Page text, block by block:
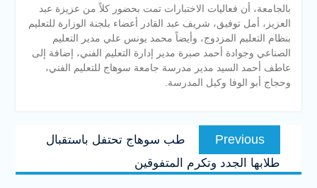
بالجامعة، أن فعاليات الاختبارات تمت بحضور كلاً من عزيزة عبد
العزيز، أمل توفيق، شريف عبد القادر أعضاء بلجنة الوزارة للتعليم
بنظام التعليم المزدوج، وأيضاً محمد يونس علي مدير التعليم
الصناعي وجوادة أحمد صبرة مدير إدارة التعليم الفني، إضافة إلى
عاطف أحمد السيد مدير مدرسة جامعة سوهاج للتعليم الفني،
وحجاج أبو الوفا وكيل المدرسة.
تصفّح
المقالاتPrevious
Previous
post:
طب سوهاج تحتفل باستقبال
طلابها الجدد وتكرم المتفوقين